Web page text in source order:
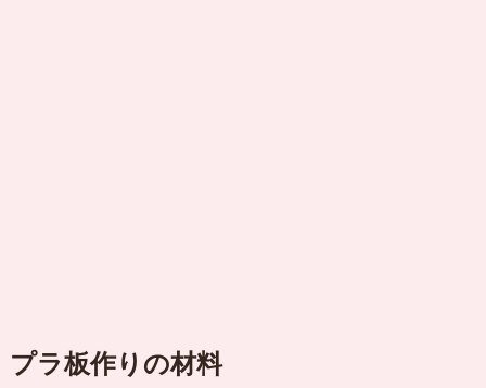
プラ板作りの材料